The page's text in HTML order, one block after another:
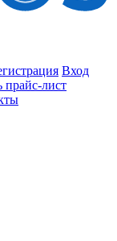
Вход
прайс-лист